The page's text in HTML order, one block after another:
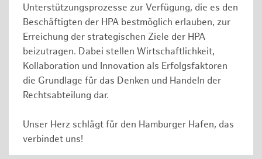
Unterstützungsprozesse zur Verfügung, die es den
Beschäftigten der HPA bestmöglich erlauben, zur
Erreichung der strategischen Ziele der HPA
beizutragen. Dabei stellen Wirtschaftlichkeit,
Kollaboration und Innovation als Erfolgsfaktoren
die Grundlage für das Denken und Handeln der
Rechtsabteilung dar.
Unser Herz schlägt für den Hamburger Hafen, das
verbindet uns!